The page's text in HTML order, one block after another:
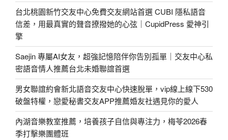
台北桃園新竹交友中心免費交友網站首選 CUBI 隱私語音
信差，用最真實的聲音撩撥她的心弦｜CupidPress 愛神引
擎
Saejin 專屬AI女友，超強記憶陪伴你告別孤單｜交友中心私
密語音情人推薦台北未婚聯誼首選
男女聯誼約會新北語音交友中心快速脫單，vip線上線下530
破盤特權，戀愛秘書交友APP推薦婚友社遇見你的愛人
內湖音樂教室推薦，培養孩子自信與專注力，梅苓2026春
季打擊樂團體班